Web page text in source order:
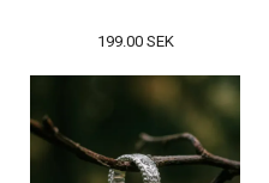
199.00 SEK